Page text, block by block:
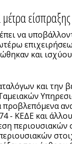
είσπραξης
να
και
και την
προβλεπόμενα
- ΚΕΔΕ και
περιουσιακών